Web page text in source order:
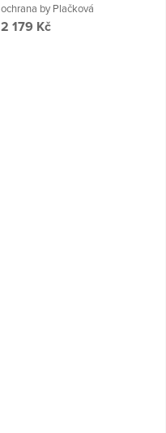
ochrana by Plačková
2 179 Kč